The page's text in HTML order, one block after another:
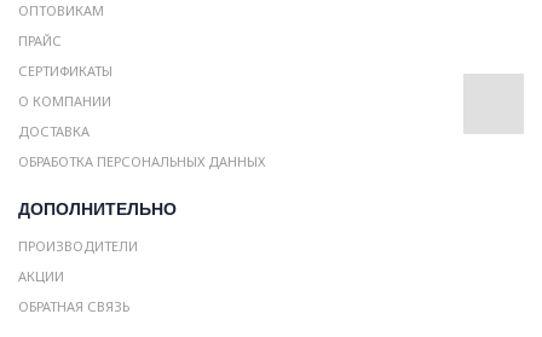
ОПТОВИКАМ
ПРАЙС
СЕРТИФИКАТЫ
О КОМПАНИИ
ДОСТАВКА
ОБРАБОТКА ПЕРСОНАЛЬНЫХ ДАННЫХ
ДОПОЛНИТЕЛЬНО
ПРОИЗВОДИТЕЛИ
АКЦИИ
ОБРАТНАЯ СВЯЗЬ